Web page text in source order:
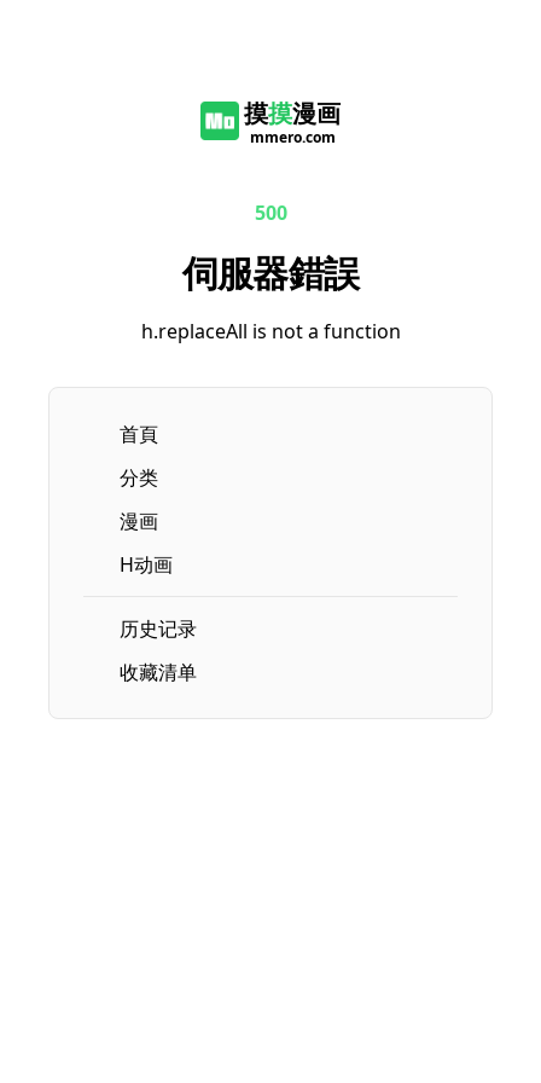
摸摸漫画
mmero.com
500
伺服器錯誤
h.replaceAll is not a function
首頁
分类
漫画
H动画
历史记录
收藏清单